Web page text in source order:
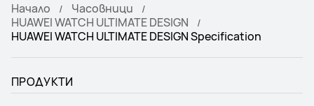
Начало
Часовници
HUAWEI WATCH ULTIMATE DESIGN
HUAWEI WATCH ULTIMATE DESIGN Specification
ПРОДУКТИ